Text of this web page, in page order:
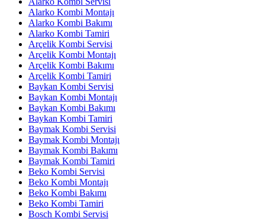
Alarko Kombi Montajı
Alarko Kombi Bakımı
Alarko Kombi Tamiri
Arçelik Kombi Servisi
Arçelik Kombi Montajı
Arçelik Kombi Bakımı
Arçelik Kombi Tamiri
Baykan Kombi Servisi
Baykan Kombi Montajı
Baykan Kombi Bakımı
Baykan Kombi Tamiri
Baymak Kombi Servisi
Baymak Kombi Montajı
Baymak Kombi Bakımı
Baymak Kombi Tamiri
Beko Kombi Servisi
Beko Kombi Montajı
Beko Kombi Bakımı
Beko Kombi Tamiri
Bosch Kombi Servisi